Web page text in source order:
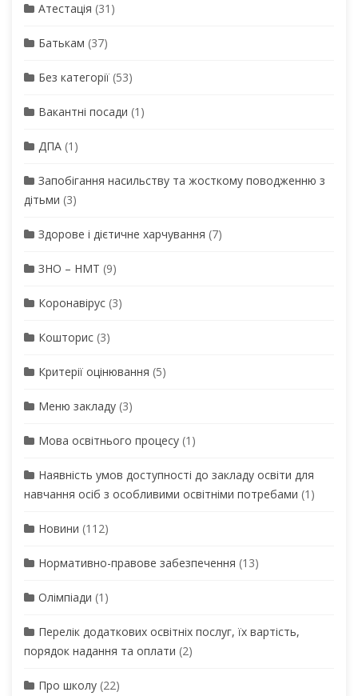
Атестація (31)
Батькам (37)
Без категорії (53)
Вакантні посади (1)
ДПА (1)
Запобігання насильству та жосткому поводженню з
дітьми (3)
Здорове і дієтичне харчування (7)
ЗНО – НМТ (9)
Коронавірус (3)
Кошторис (3)
Критерії оцінювання (5)
Меню закладу (3)
Мова освітнього процесу (1)
Наявність умов доступності до закладу освіти для
навчання осіб з особливими освітніми потребами (1)
Новини (112)
Нормативно-правове забезпечення (13)
Олімпіади (1)
Перелік додаткових освітніх послуг, їх вартість,
порядок надання та оплати (2)
Про школу (22)